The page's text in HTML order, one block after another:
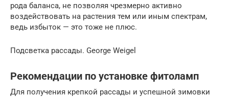
рода баланса, не позволяя чрезмерно активно
воздействовать на растения тем или иным спектрам,
ведь избыток — это тоже не плюс.
Подсветка рассады. George Weigel
Рекомендации по установке фитоламп
Для получения крепкой рассады и успешной зимовки